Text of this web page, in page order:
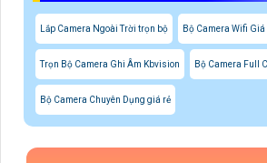
Lắp Camera Ngoài Trời trọn bộ Bộ Camera Wifi Giá
Trọn Bộ Camera Ghi Âm Kbvision Bộ Camera Full
Bộ Camera Chuyên Dụng giá rẻ